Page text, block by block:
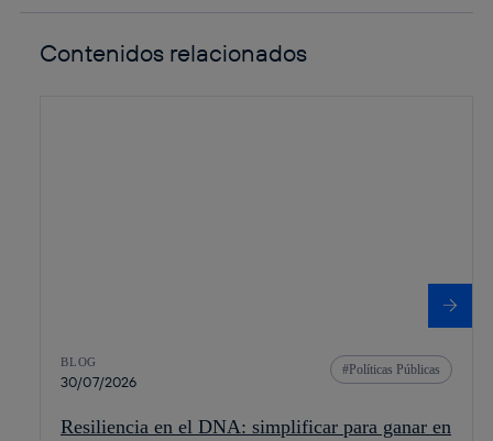
Contenidos relacionados
BLOG
30/07/2026
Políticas Públicas
Resiliencia en el DNA: simplificar para ganar en